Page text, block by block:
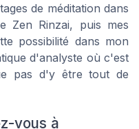
de méditation dans
Zen Rinzai, puis mes
possibilité dans mon
d'analyste où c'est
pas d'y être tout de
vous à